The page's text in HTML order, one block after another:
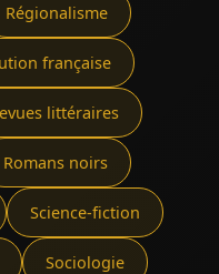
Régionalisme
française
littéraires
Romans noirs
Science-fiction
Sociologie